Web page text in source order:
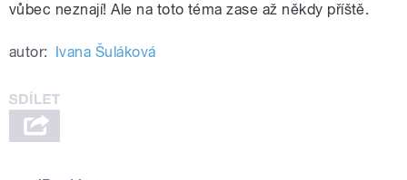
vůbec neznají! Ale na toto téma zase až někdy příště.
autor: Ivana Šuláková